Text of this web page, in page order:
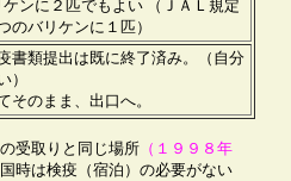
ンに２匹でもよい （ＪＡＬ規定
のバリケンに１匹）
書類提出は既に終了済み。（自分
）
そのまま、出口へ。
受取りと同じ場所 （１９９８年
時は検疫（宿泊）の必要がない